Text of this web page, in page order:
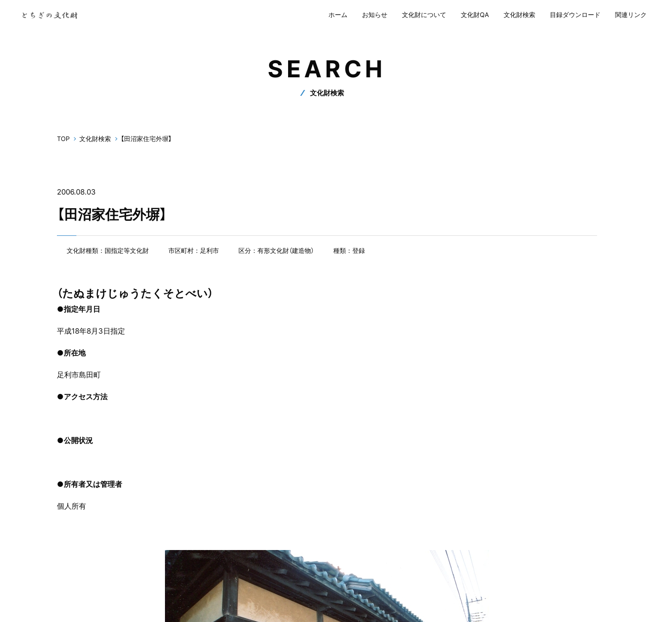
ホーム お知らせ 文化財について 文化財QA 文化財検索 目録ダウンロード 関連リンク
SEARCH
文化財検索
TOP 文化財検索 【田沼家住宅外塀】
2006.08.03
【田沼家住宅外塀】
文化財種類：国指定等文化財 市区町村：足利市 区分：有形文化財（建造物） 種類：登録
（たぬまけじゅうたくそとべい）
●指定年月日
平成18年8月3日指定
●所在地
足利市島田町
●アクセス方法
●公開状況
●所有者又は管理者
個人所有